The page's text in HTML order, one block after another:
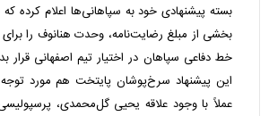
بسته پیشنهادی خود به سپاهانی‌ها اعلام کرده
بخشی از مبلغ رضایت‌نامه، وحدت هنانوف را
خط دفاعی سپاهان در اختیار تیم اصفهانی
این پیشنهاد سرخ‌پوشان پایتخت هم مورد توجه
عملاً با وجود علاقه یحیی گل‌محمدی،